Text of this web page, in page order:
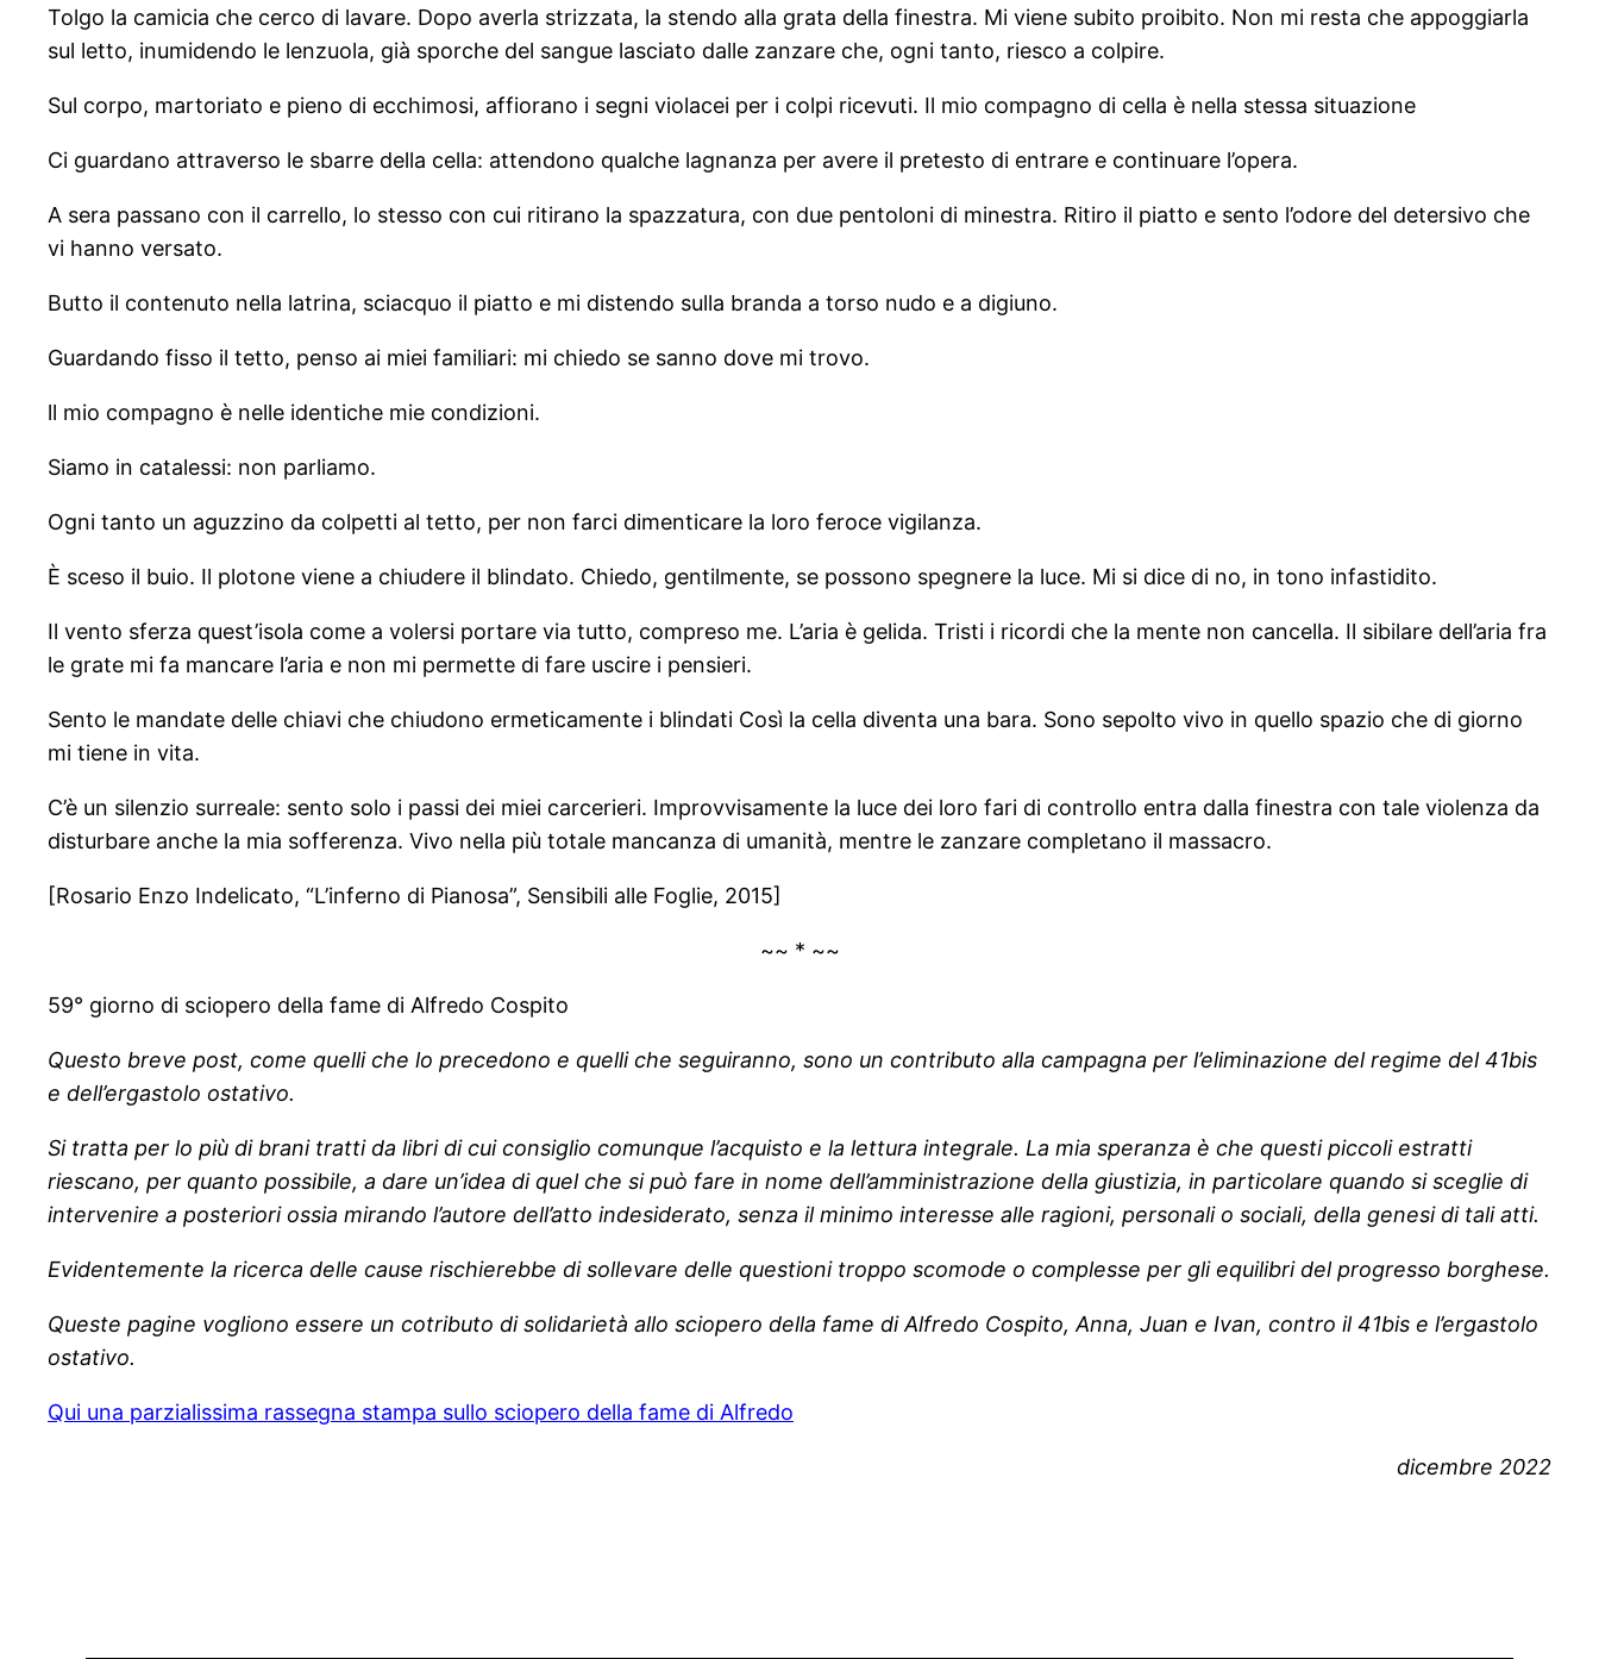
Tolgo la camicia che cerco di lavare. Dopo averla strizzata, la stendo alla grata della finestra. Mi viene subito proibito. Non mi resta che appoggiarla
sul letto, inumidendo le lenzuola, già sporche del sangue lasciato dalle zanzare che, ogni tanto, riesco a colpire.
Sul corpo, martoriato e pieno di ecchimosi, affiorano i segni violacei per i colpi ricevuti. Il mio compagno di cella è nella stessa situazione
Ci guardano attraverso le sbarre della cella: attendono qualche lagnanza per avere il pretesto di entrare e continuare l’opera.
A sera passano con il carrello, lo stesso con cui ritirano la spazzatura, con due pentoloni di minestra. Ritiro il piatto e sento l’odore del detersivo che
vi hanno versato.
Butto il contenuto nella latrina, sciacquo il piatto e mi distendo sulla branda a torso nudo e a digiuno.
Guardando fisso il tetto, penso ai miei familiari: mi chiedo se sanno dove mi trovo.
ll mio compagno è nelle identiche mie condizioni.
Siamo in catalessi: non parliamo.
Ogni tanto un aguzzino da colpetti al tetto, per non farci dimenticare la loro feroce vigilanza.
È sceso il buio. Il plotone viene a chiudere il blindato. Chiedo, gentilmente, se possono spegnere la luce. Mi si dice di no, in tono infastidito.
Il vento sferza quest’isola come a volersi portare via tutto, compreso me. L’aria è gelida. Tristi i ricordi che la mente non cancella. Il sibilare dell’aria fra
le grate mi fa mancare l’aria e non mi permette di fare uscire i pensieri.
Sento le mandate delle chiavi che chiudono ermeticamente i blindati Così la cella diventa una bara. Sono sepolto vivo in quello spazio che di giorno
mi tiene in vita.
C’è un silenzio surreale: sento solo i passi dei miei carcerieri. Improvvisamente la luce dei loro fari di controllo entra dalla finestra con tale violenza da
disturbare anche la mia sofferenza. Vivo nella più totale mancanza di umanità, mentre le zanzare completano il massacro.
[Rosario Enzo Indelicato, “L’inferno di Pianosa”, Sensibili alle Foglie, 2015]
~~ * ~~
59° giorno di sciopero della fame di Alfredo Cospito
Questo breve post, come quelli che lo precedono e quelli che seguiranno, sono un contributo alla campagna per l’eliminazione del regime del 41bis
e dell’ergastolo ostativo.
Si tratta per lo più di brani tratti da libri di cui consiglio comunque l’acquisto e la lettura integrale. La mia speranza è che questi piccoli estratti
riescano, per quanto possibile, a dare un’idea di quel che si può fare in nome dell’amministrazione della giustizia, in particolare quando si sceglie di
intervenire a posteriori ossia mirando l’autore dell’atto indesiderato, senza il minimo interesse alle ragioni, personali o sociali, della genesi di tali atti.
Evidentemente la ricerca delle cause rischierebbe di sollevare delle questioni troppo scomode o complesse per gli equilibri del progresso borghese.
Queste pagine vogliono essere un cotributo di solidarietà allo sciopero della fame di Alfredo Cospito, Anna, Juan e Ivan, contro il 41bis e l’ergastolo
ostativo.
Qui una parzialissima rassegna stampa sullo sciopero della fame di Alfredo
dicembre 2022